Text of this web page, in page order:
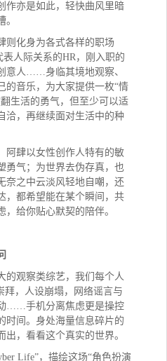
作亦是如此，轻快曲风里暗
则化身为各式各样的职场
表人际关系的HR，刚入职的
意人……身临其境地观察、
的音乐，为大家提供一枚“情
生活的勇气，但至少可以适
洽，再继续面对生活中的种
阿肆以女性创作人特有的敏
勇气；为世界去伪存真，也
奈之中云淡风轻地自嘲，还
，都希望能在某个瞬间，共
，给你贴心默契的陪伴。
的观察类综艺，我们每个人
拜，人设崩塌，网络谣言与
……手机分离焦虑更是操控
时间。身处海量信息碎片的
，看看这个真实的世界。
Life”，描绘这场“角色扮演